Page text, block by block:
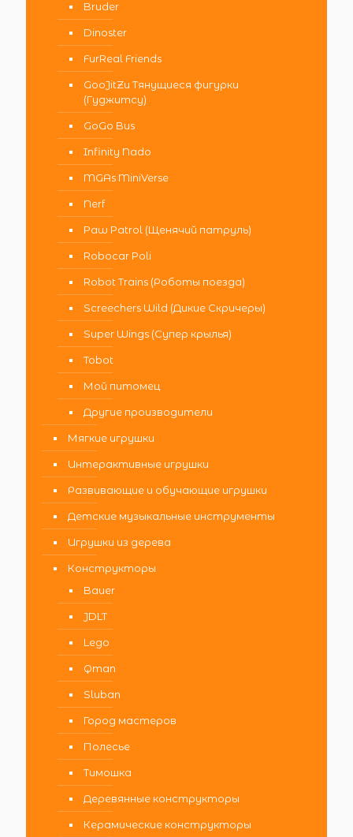
Bruder
Dinoster
FurReal Friends
GooJitZu Тянущиеся фигурки
(Гуджитсу)
GoGo Bus
Infinity Nado
MGAs MiniVerse
Nerf
Paw Patrol (Щенячий патруль)
Robocar Poli
Robot Trains (Роботы поезда)
Screechers Wild (Дикие Скричеры)
Super Wings (Супер крылья)
Tobot
Мой питомец
Другие производители
Мягкие игрушки
Интерактивные игрушки
Развивающие и обучающие игрушки
Детские музыкальные инструменты
Игрушки из дерева
Конструкторы
Bauer
JDLT
Lego
Qman
Sluban
Город мастеров
Полесье
Тимошка
Деревянные конструкторы
Керамические конструкторы